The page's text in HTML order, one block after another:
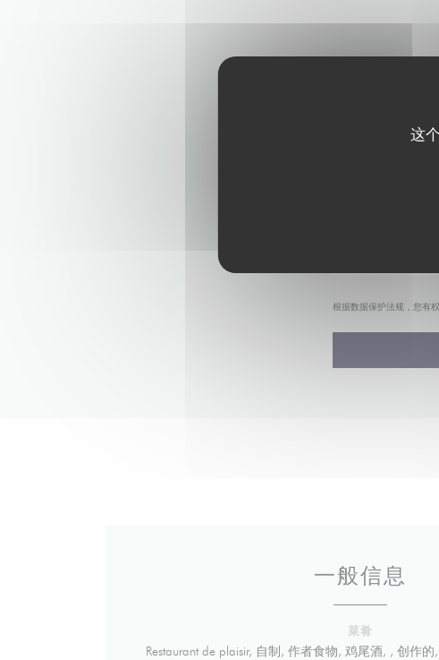
这
根据数据保护法规，您有
一般信息
菜肴
Restaurant de plaisir, 自制, 作者食物, 鸡尾酒, , 创作